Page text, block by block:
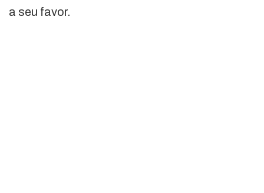
a seu favor.